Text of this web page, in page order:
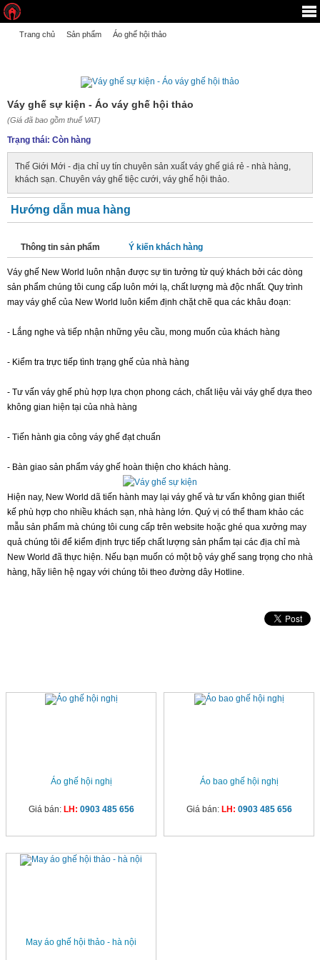
Trang chủ Sản phẩm Áo ghế hội thảo
Váy ghế sự kiện - Áo váy ghế hội thảo
(Giá đã bao gồm thuế VAT)
Trạng thái: Còn hàng
Thế Giới Mới - địa chỉ uy tín chuyên sản xuất váy ghế giá rẻ - nhà hàng,
khách sạn. Chuyên váy ghế tiệc cưới, váy ghế hội thảo.
Hướng dẫn mua hàng
Thông tin sản phẩm Ý kiến khách hàng
Váy ghế New World luôn nhận được sự tin tưởng từ quý khách bởi các dòng
sản phẩm chúng tôi cung cấp luôn mới lạ, chất lượng mà độc nhất. Quy trình
may váy ghế của New World luôn kiểm định chặt chẽ qua các khâu đoạn:
- Lắng nghe và tiếp nhận những yêu cầu, mong muốn của khách hàng
- Kiểm tra trực tiếp tình trạng ghế của nhà hàng
- Tư vấn váy ghế phù hợp lựa chọn phong cách, chất liệu vải váy ghế dựa theo
không gian hiện tại của nhà hàng
- Tiến hành gia công váy ghế đạt chuẩn
- Bàn giao sản phẩm váy ghế hoàn thiện cho khách hàng.
Hiện nay, New World dã tiến hành may lại váy ghế và tư vấn không gian thiết
kế phù hợp cho nhiều khách sạn, nhà hàng lớn. Quý vị có thể tham khảo các
mẫu sản phẩm mà chúng tôi cung cấp trên website hoặc ghé qua xưởng may
quả chúng tôi để kiểm định trực tiếp chất lượng sản phẩm tại các địa chỉ mà
New World đã thực hiện. Nếu bạn muốn có một bộ váy ghế sang trọng cho nhà
hàng, hãy liên hệ ngay với chúng tôi theo đường dây Hotline.
Áo ghế hội nghị
Giá bán: LH: 0903 485 656
Áo bao ghế hội nghị
Giá bán: LH: 0903 485 656
May áo ghế hội thảo - hà nội